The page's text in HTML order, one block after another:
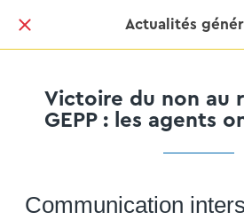
Actualités
Victoire du non au
GEPP : les agents
Communication